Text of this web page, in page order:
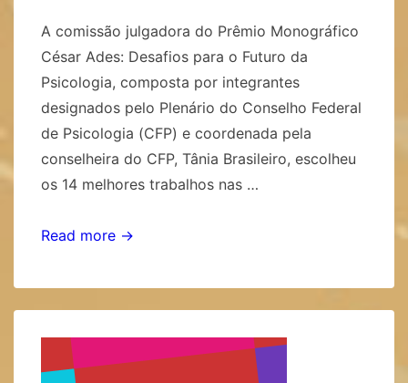
A comissão julgadora do Prêmio Monográfico
César Ades: Desafios para o Futuro da
Psicologia, composta por integrantes
designados pelo Plenário do Conselho Federal
de Psicologia (CFP) e coordenada pela
conselheira do CFP, Tânia Brasileiro, escolheu
os 14 melhores trabalhos nas …
CFP
vencedores
do
Prêmio
César
Read more →